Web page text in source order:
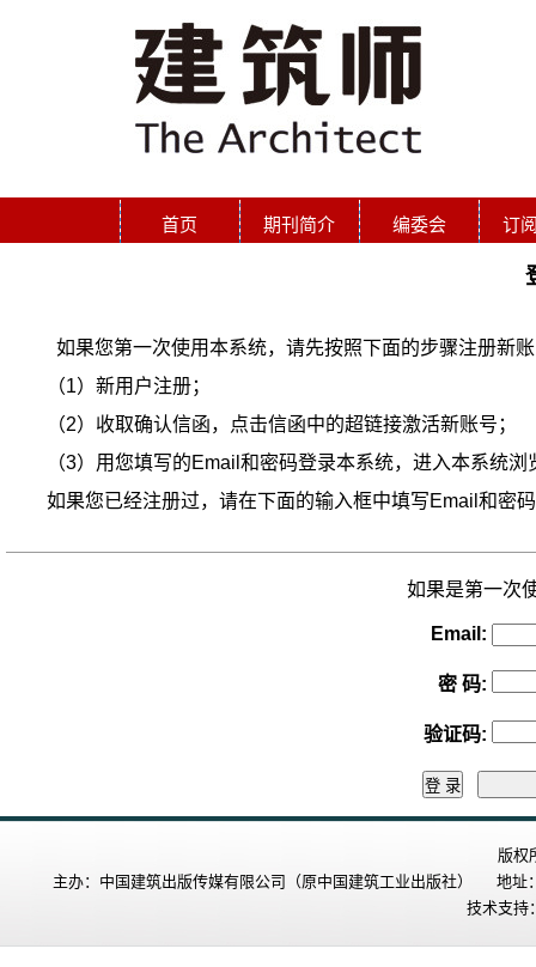
首页 期刊简介 编委会 订
如果您第一次使用本系统，请先按照下面的步骤注册新
（1）新用户注册；
（2）收取确认信函，点击信函中的超链接激活新账号；
（3）用您填写的Email和密码登录本系统，进入本系统
如果您已经注册过，请在下面的输入框中填写Email和密
如果是第一次
Email:
密 码:
验证码:
版权
主办：中国建筑出版传媒有限公司（原中国建筑工业出版社） 地
技术支持